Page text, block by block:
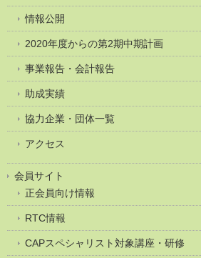
情報公開
2020年度からの第2期中期計画
事業報告・会計報告
助成実績
協力企業・団体一覧
アクセス
会員サイト
正会員向け情報
RTC情報
CAPスペシャリスト対象講座・研修